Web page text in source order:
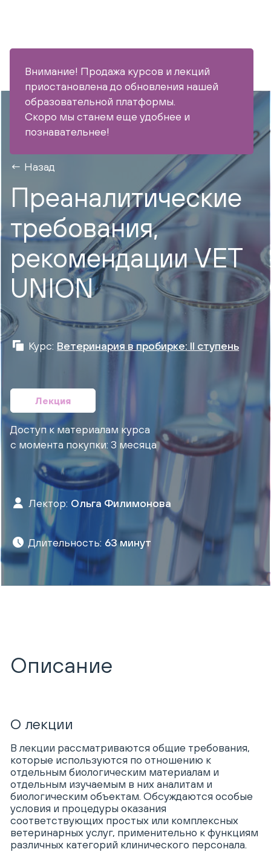
Внимание! Продажа курсов и лекций
приостановлена до обновления нашей
образовательной платформы.
Скоро мы станем еще удобнее и
познавательнее!
Назад
Преаналитические
требования,
рекомендации VET
UNION
Курс: Ветеринария в пробирке: II ступень
Лекция
Доступ к материалам курса
с момента покупки: 3 месяца
Лектор: Ольга Филимонова
Длительность: 63 минут
Описание
О лекции
В лекции рассматриваются общие требования,
которые используются по отношению к
отдельным биологическим материалам и
отдельным изучаемым в них аналитам и
биологическим объектам. Обсуждаются особые
условия и процедуры оказания
соответствующих простых или комплексных
ветеринарных услуг, применительно к функциям
различных категорий клинического персонала.